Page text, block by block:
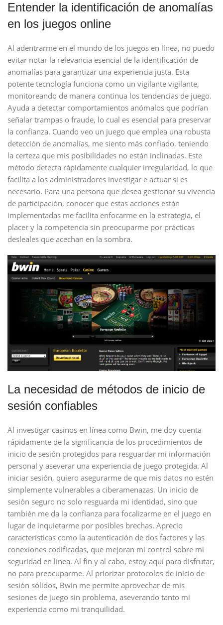
Entender la identificación de anomalías
en los juegos online
Al adentrarme en el mundo de los juegos en línea, no puedo
evitar notar la relevancia esencial de la identificación de
anomalías para garantizar una experiencia justa. Esta
potente tecnología funciona como un vigilante vigilante,
monitoreando de manera continua los tendencias de juego.
Ayuda a detectar comportamientos anómalos que podrían
señalar trampas o fraude, lo cual es esencial para preservar
la confianza. Cuando veo un juego que emplea una robusta
detección de anomalías, me siento más confiado, teniendo
la certeza que mis posibilidades no están inclinadas. Este
método detecta rápidamente cualquier irregularidad, lo que
facilita a los administradores investigar e actuar si es
necesario. Para una persona que desea gestionar su vivencia
de participación, conocer que estas acciones están
implementadas me facilita enfocarme en la estrategia, el
placer y la competencia sin preocuparme por prácticas
desleales que acechan en la sombra.
La necesidad de métodos de inicio de
sesión confiables
Al investigar casinos en línea como Bwin, me doy cuenta
rápidamente de la significancia de los procedimientos de
inicio de sesión protegidos para resguardar mi información
personal y aseverar una experiencia de juego protegida. Al
iniciar sesión, quiero asegurarme de que mis datos no estén
simplemente vulnerables a ciberamenazas. Un inicio de
sesión seguro no solo resguarda mi identidad, sino que
también me da la confianza para focalizarme en el juego en
lugar de inquietarme por posibles brechas. Aprecio
características como la autenticación de dos factores y las
conexiones codificadas, que mejoran mi control sobre mi
seguridad en línea. Al fin y al cabo, estoy aquí para disfrutar,
no para preocuparme. Al priorizar protocolos de inicio de
sesión sólidos, Bwin me permite aprovechar de mis
sesiones de juego sin problema, aseverando tanto mi
experiencia como mi tranquilidad.